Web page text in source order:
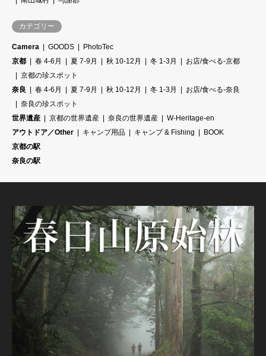
カテゴリー
Camera GOODS
PhotoTec
京都
春 4-6月 夏 7-9月 秋 10-12月 冬 1-3月
お店/食べる-京都
京都の珍スポット
奈良
春 4-6月 夏 7-9月 秋 10-12月 冬 1-3月
お店/食べる-奈良
奈良の珍スポット
世界遺産
京都の世界遺産 奈良の世界遺産
W-Heritage-en
アウトドア／Other
キャンプ用品 キャンプ & Fishing
BOOK
京都の駅
奈良の駅